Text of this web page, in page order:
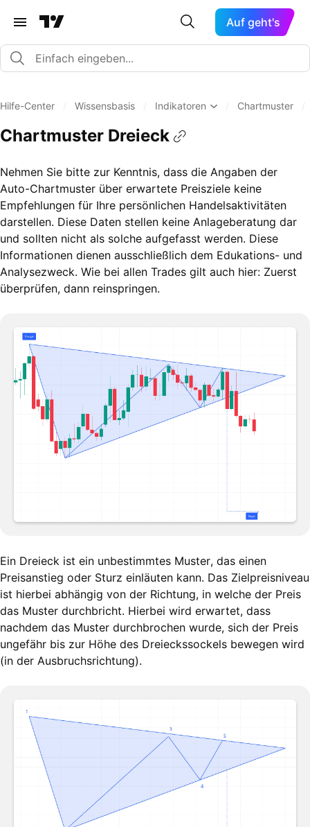
Auf geht's
Hilfe-Center Wissensbasis Indikatoren Chartmuster
Chartmuster Dreieck
Nehmen Sie bitte zur Kenntnis, dass die Angaben der
Auto-Chartmuster über erwartete Preisziele keine
Empfehlungen für Ihre persönlichen Handelsaktivitäten
darstellen. Diese Daten stellen keine Anlageberatung dar
und sollten nicht als solche aufgefasst werden. Diese
Informationen dienen ausschließlich dem Edukations- und
Analysezweck. Wie bei allen Trades gilt auch hier: Zuerst
überprüfen, dann reinspringen.
Ein Dreieck ist ein unbestimmtes Muster, das einen
Preisanstieg oder Sturz einläuten kann. Das Zielpreisniveau
ist hierbei abhängig von der Richtung, in welche der Preis
das Muster durchbricht. Hierbei wird erwartet, dass
nachdem das Muster durchbrochen wurde, sich der Preis
ungefähr bis zur Höhe des Dreieckssockels bewegen wird
(in der Ausbruchsrichtung).